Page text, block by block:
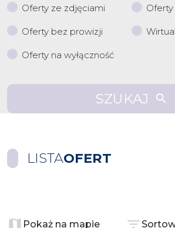
Oferty ze zdjęciami
Oferty bez prowizji
Oferty na wyłączność
SZUKAJ
LISTAOFERT
−
Pokaż na mapie